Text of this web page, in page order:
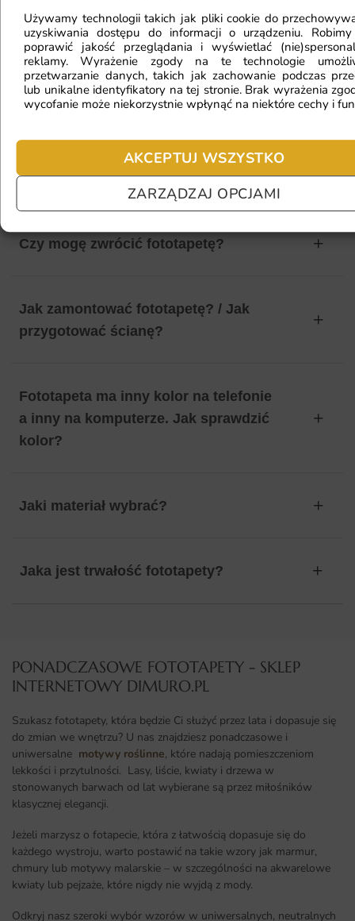
Używamy technologii takich jak pliki cookie do
uzyskiwania dostępu do informacji o urządzeniu.
poprawić jakość przeglądania i wyświetlać
reklamy. Wyrażenie zgody na te technologie
przetwarzanie danych, takich jak zachowanie podczas
lub unikalne identyfikatory na tej stronie. Brak wyrażenia
wycofanie może niekorzystnie wpłynąć na niektóre cechy i
AKCEPTUJ WSZYSTKO
ZARZĄDZAJ OPCJAMI
Mam ścianę o nietypowym kształcie,
czy da się na niej położyć
fototapetę?
Ile będę czekać na realizację
zamówienia?
Czy mogę zwrócić fototapetę?
Jak zamontować fototapetę? / Jak
przygotować ścianę?
Fototapeta ma inny kolor na telefonie
a inny na komputerze. Jak sprawdzić
kolor?
Jaki materiał wybrać?
Jaka jest trwałość fototapety?
PONADCZASOWE FOTOTAPETY - SKLEP
INTERNETOWY DIMURO.PL​
Szukasz fototapety, która będzie Ci służyć przez lata i dopasuje się
do zmian we wnętrzu? U nas znajdziesz ponadczasowe i
uniwersalne motywy roślinne, które nadają pomieszczeniom
lekkości i przytulności. Lasy, liście, kwiaty i drzewa w
stonowanych barwach od lat wybierane są przez miłośników
klasycznej elegancji.
Jeżeli marzysz o fotapecie, która z łatwością dopasuje się do
każdego wystroju, warto postawić na takie wzory jak marmur,
chmury lub motywy malarskie – w szczególności na akwarelowe
kwiaty lub pejzaże, które nigdy nie wyjdą z mody.
Odkryj nasz szeroki wybór wzorów w uniwersalnych, neutralnych